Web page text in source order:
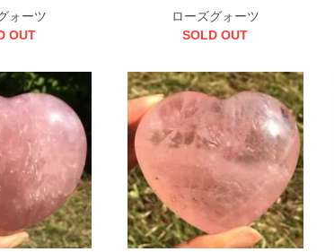
ォーツ
OUT
ローズグォーツ
SOLD OUT